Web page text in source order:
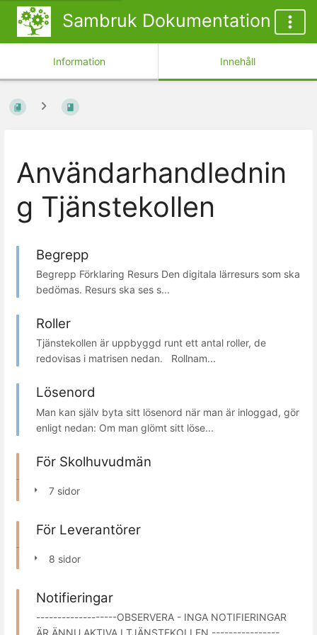
Sambruk Dokumentation
Information Innehåll
Användarhandlednin
g Tjänstekollen
Begrepp
Begrepp Förklaring Resurs Den digitala lärresurs som ska
bedömas. Resurs ska ses s...
Roller
Tjänstekollen är uppbyggd runt ett antal roller, de
redovisas i matrisen nedan. Rollnam...
Lösenord
Man kan själv byta sitt lösenord när man är inloggad, gör
enligt nedan: Om man glömt sitt löse...
För Skolhuvudmän
7 sidor
För Leverantörer
8 sidor
Notifieringar
-------------------OBSERVERA - INGA NOTIFIERINGAR
ÄR ÄNNU AKTIVA I TJÄNSTEKOLLEN ----------------...